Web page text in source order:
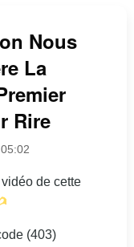
Nous
La
Rire
vidéo de cette
(403)